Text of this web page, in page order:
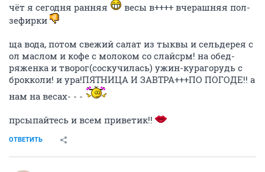
чёт я сегодня ранняя
весы в++++ вчерашняя пол-
зефирки
ща вода, потом свежий салат из тыквы и сельдерея с
ол маслом и кофе с молоком со слайсрм! на обед-
ряженка и творог(соскучилась) ужин-курагорудь с
брокколи! и ура!ПЯТНИЦА И ЗАВТРА+++ПО ПОГОДЕ!! а
нам на весах- - -
прсыпайтесь и всем приветик!!
ОТВЕТИТЬ